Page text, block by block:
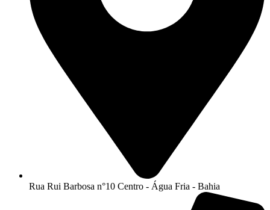
Rua Rui Barbosa n°10 Centro - Água Fria - Bahia